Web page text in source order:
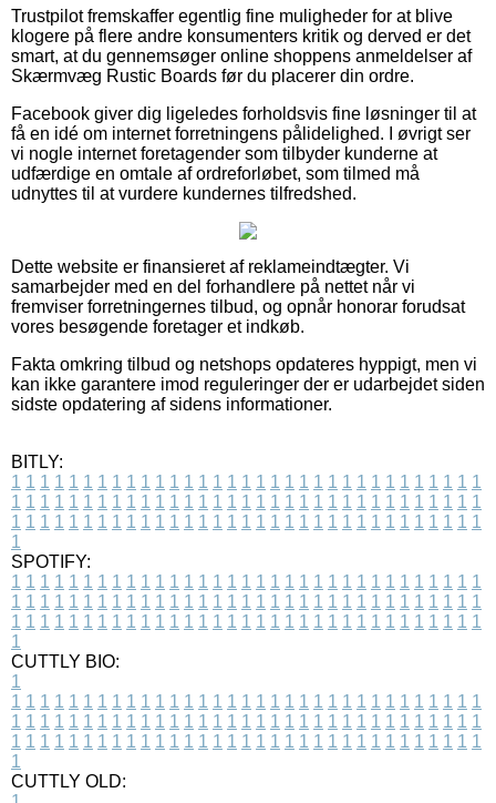
Trustpilot fremskaffer egentlig fine muligheder for at blive
klogere på flere andre konsumenters kritik og derved er det
smart, at du gennemsøger online shoppens anmeldelser af
Skærmvæg Rustic Boards før du placerer din ordre.
Facebook giver dig ligeledes forholdsvis fine løsninger til at
få en idé om internet forretningens pålidelighed. I øvrigt ser
vi nogle internet foretagender som tilbyder kunderne at
udfærdige en omtale af ordreforløbet, som tilmed må
udnyttes til at vurdere kundernes tilfredshed.
Dette website er finansieret af reklameindtægter. Vi
samarbejder med en del forhandlere på nettet når vi
fremviser forretningernes tilbud, og opnår honorar forudsat
vores besøgende foretager et indkøb.
Fakta omkring tilbud og netshops opdateres hyppigt, men vi
kan ikke garantere imod reguleringer der er udarbejdet siden
sidste opdatering af sidens informationer.
BITLY:
1 1 1 1 1 1 1 1 1 1 1 1 1 1 1 1 1 1 1 1 1 1 1 1 1 1 1 1 1 1 1 1 1
1 1 1 1 1 1 1 1 1 1 1 1 1 1 1 1 1 1 1 1 1 1 1 1 1 1 1 1 1 1 1 1 1
1 1 1 1 1 1 1 1 1 1 1 1 1 1 1 1 1 1 1 1 1 1 1 1 1 1 1 1 1 1 1 1 1
1
SPOTIFY:
1 1 1 1 1 1 1 1 1 1 1 1 1 1 1 1 1 1 1 1 1 1 1 1 1 1 1 1 1 1 1 1 1
1 1 1 1 1 1 1 1 1 1 1 1 1 1 1 1 1 1 1 1 1 1 1 1 1 1 1 1 1 1 1 1 1
1 1 1 1 1 1 1 1 1 1 1 1 1 1 1 1 1 1 1 1 1 1 1 1 1 1 1 1 1 1 1 1 1
1
CUTTLY BIO:
1
1 1 1 1 1 1 1 1 1 1 1 1 1 1 1 1 1 1 1 1 1 1 1 1 1 1 1 1 1 1 1 1 1
1 1 1 1 1 1 1 1 1 1 1 1 1 1 1 1 1 1 1 1 1 1 1 1 1 1 1 1 1 1 1 1 1
1 1 1 1 1 1 1 1 1 1 1 1 1 1 1 1 1 1 1 1 1 1 1 1 1 1 1 1 1 1 1 1 1
1
CUTTLY OLD: